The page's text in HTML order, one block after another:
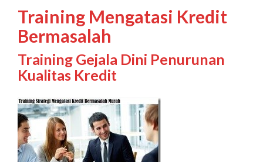
Training Mengatasi Kredit
Bermasalah
Training Gejala Dini Penurunan
Kualitas Kredit